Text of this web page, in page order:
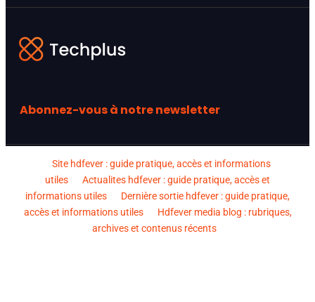
Abonnez-vous à notre newsletter
Site hdfever : guide pratique, accès et informations
utiles
Actualites hdfever : guide pratique, accès et
informations utiles
Dernière sortie hdfever : guide pratique,
accès et informations utiles
Hdfever media blog : rubriques,
archives et contenus récents